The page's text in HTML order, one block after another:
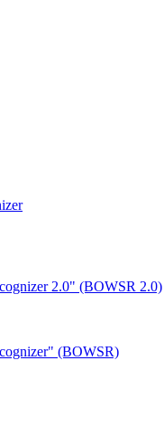
2.0" (BOWSR 2.0)
(BOWSR)